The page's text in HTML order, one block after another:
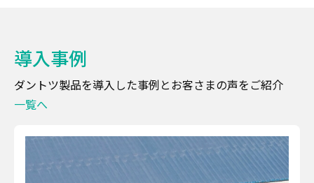
導入事例
ダントツ製品を導入した事例とお客さまの声をご紹介
一覧へ